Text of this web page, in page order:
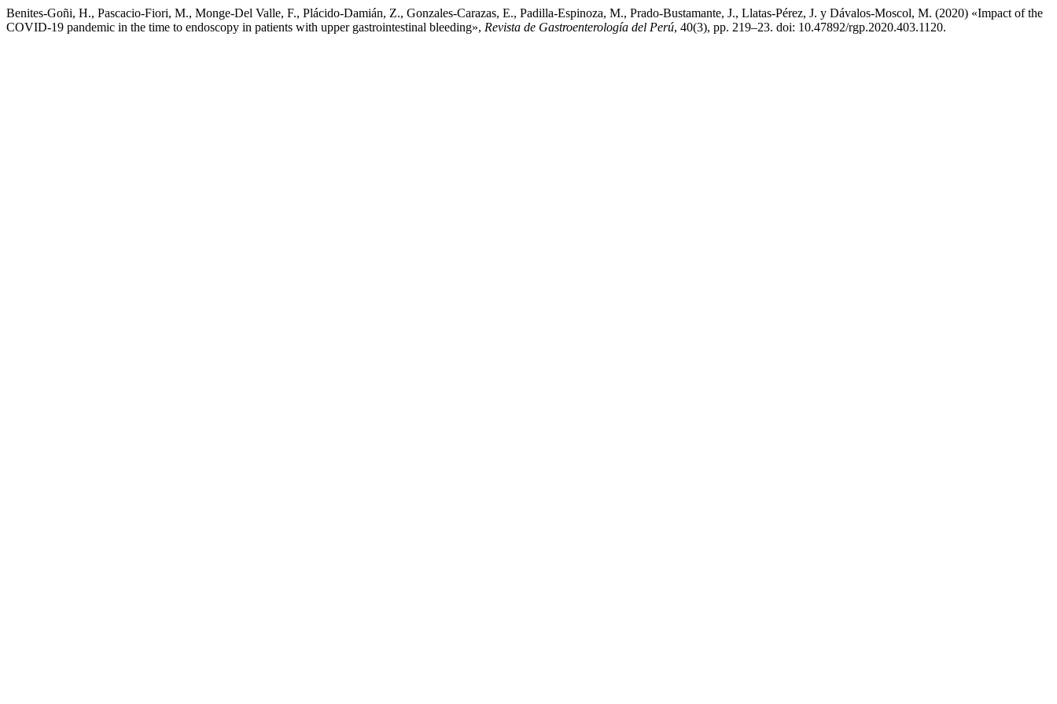
Benites-Goñi, H., Pascacio-Fiori, M., Monge-Del Valle, F., Plácido-Damián, Z., Gonzales-Carazas, E., Padilla-Espinoza, M., Prado-Bustamante, J., Llatas-Pérez, J. y Dávalos-Moscol, M. (2020) «Impact of the
COVID-19 pandemic in the time to endoscopy in patients with upper gastrointestinal bleeding», Revista de Gastroenterología del Perú, 40(3), pp. 219–23. doi: 10.47892/rgp.2020.403.1120.